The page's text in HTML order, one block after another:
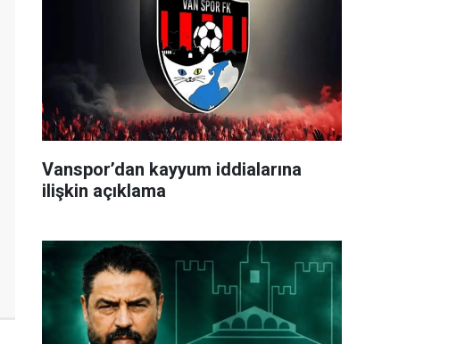
Vanspor’dan kayyum iddialarına
ilişkin açıklama